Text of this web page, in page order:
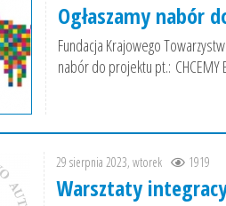
Ogłaszamy nabór
Fundacja Krajowego
nabór do projektu pt.: CHCEMY
29 sierpnia 2023, wtorek 1919
Warsztaty